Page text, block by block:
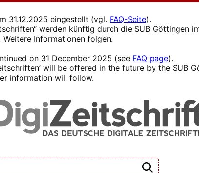
31.12.2025 eingestellt (vgl. FAQ-Seite).
werden künftig durch die SUB Göttingen
Informationen folgen.
on 31 December 2025 (see FAQ page).
will be offered in the future by the SUB
information will follow.